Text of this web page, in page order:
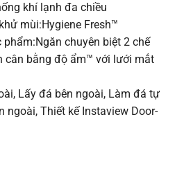
khí lạnh đa chiều
mùi:Hygiene Fresh™
chuyên biệt 2 chế
cân bằng độ ẩm™ với lưới mắt
Lấy đá bên ngoài, Làm đá tự
ngoài, Thiết kế Instaview Door-